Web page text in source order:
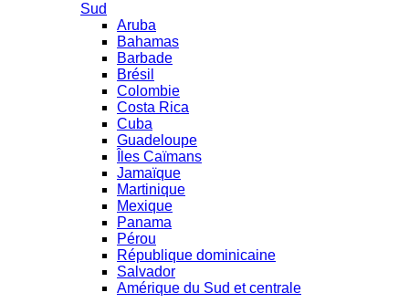
Sud
Aruba
Bahamas
Barbade
Brésil
Colombie
Costa Rica
Cuba
Guadeloupe
Îles Caïmans
Jamaïque
Martinique
Mexique
Panama
Pérou
République dominicaine
Salvador
Amérique du Sud et centrale